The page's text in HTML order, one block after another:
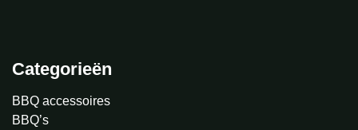
Categorieën
BBQ accessoires
BBQ’s